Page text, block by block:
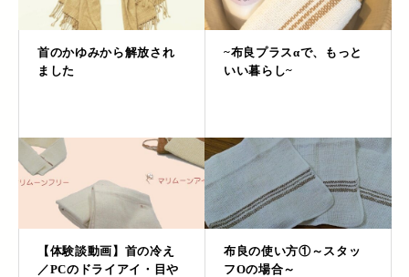
首のかゆみから解放され
ました
~布良プラスαで、もっと
いい暮らし~
【体験談動画】首の冷え
／PCのドライアイ・目や
布良の使い方①～スタッ
フOの場合～